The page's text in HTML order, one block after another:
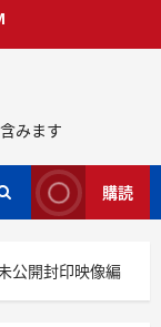
みます
購読
公開封印映像編